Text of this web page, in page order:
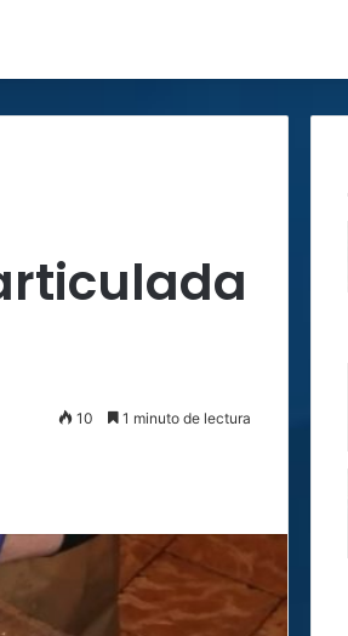
10 1 minuto de lectura